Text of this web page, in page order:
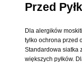
Przed
Dla alergików
tylko ochrona przed
Standardowa siatka
większych pyłków.